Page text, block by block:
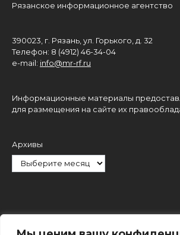
Рязанское информационное агентство
390023, г. Рязань, ул. Горького, д. 32
Телефон: 8 (4912) 46-34-04
e-mail: info@mr-rf.ru
Информационные материалы
для размещения на сайте их
Архивы